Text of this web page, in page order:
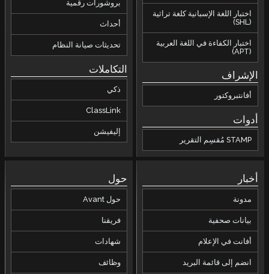
اختبار اللغة الإسبانية كلغة تراثية
(SHL)
اختبار الكفاءة في اللغة العربية
(APT)
الإشراف
أفانتبروكتور
أدوات
STAMP مُقسِم التقرير
بروشورات رقمية
أحداث
تحديثات صيانة النظام
التكاملات
ذكي
ClassLink
إليفيشن
أخبار
مدونة
بيانات صحفية
أفانت في الإعلام
انضم إلى قائمة البريد
حول
حول Avant
فريقنا
شهادات
وظائف